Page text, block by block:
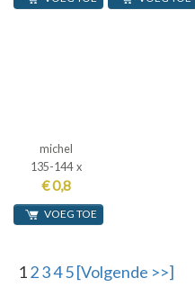
michel
135-144 x
€ 0,8
VOEG TOE
12345[Volgende >>]